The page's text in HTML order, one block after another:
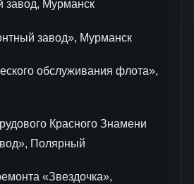
завод, Мурманск
завод», Мурманск
обслуживания флота»,
Красного Знамени
Полярный
«Звездочка»,